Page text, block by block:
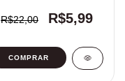
R$22,00 R$5,99
COMPRAR